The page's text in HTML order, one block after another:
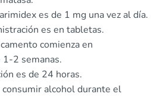
es de 1 mg una vez al día.
es en tabletas.
comienza en
2 semanas.
es de 24 horas.
consumir alcohol durante el